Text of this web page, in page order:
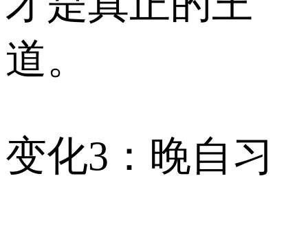
道。
变化3：晚自习